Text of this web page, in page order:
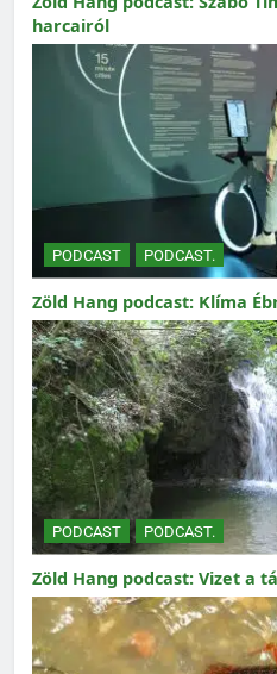
harcairól
PODCAST PODCAST.
Zöld Hang podcast: Klíma
PODCAST PODCAST.
Zöld Hang podcast: Vizet a